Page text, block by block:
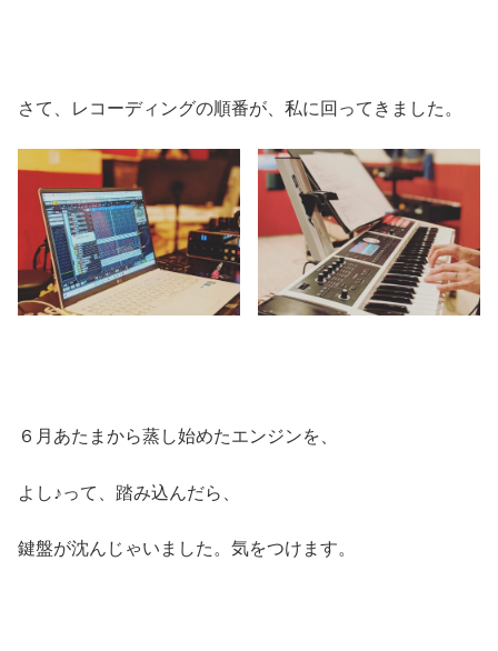
さて、レコーディングの順番が、私に回ってきました。
６月あたまから蒸し始めたエンジンを、
よし♪って、踏み込んだら、
鍵盤が沈んじゃいました。気をつけます。